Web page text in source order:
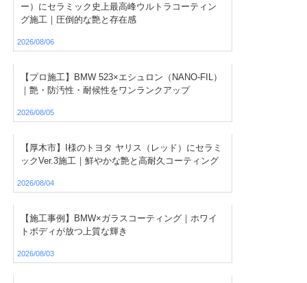
ー）にセラミック史上最高峰ウルトラコーティン
グ施工｜圧倒的な艶と存在感
2026/08/06
【プロ施工】BMW 523×エシュロン（NANO-FIL）
｜艶・防汚性・耐候性をワンランクアップ
2026/08/05
【厚木市】I様のトヨタ ヤリス（レッド）にセラミ
ックVer.3施工｜鮮やかな艶と高耐久コーティング
2026/08/04
【施工事例】BMW×ガラスコーティング｜ホワイ
トボディが放つ上質な輝き
2026/08/03